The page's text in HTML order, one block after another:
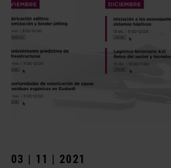
03 | 11 | 2021